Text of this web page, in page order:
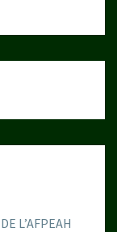
L’AFPEAH